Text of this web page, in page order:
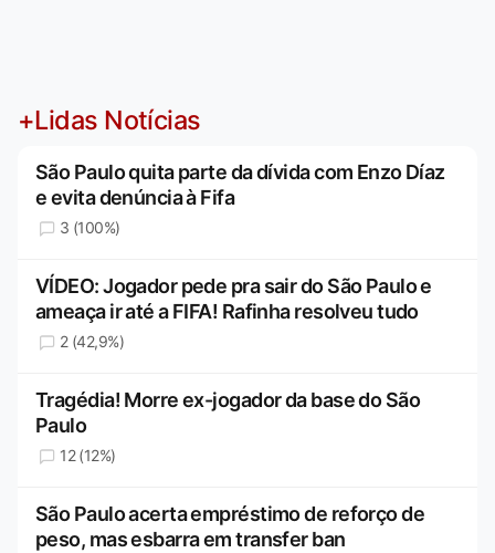
+Lidas Notícias
São Paulo quita parte da dívida com Enzo Díaz
e evita denúncia à Fifa
3 (100%)
VÍDEO: Jogador pede pra sair do São Paulo e
ameaça ir até a FIFA! Rafinha resolveu tudo
2 (42,9%)
Tragédia! Morre ex-jogador da base do São
Paulo
12 (12%)
São Paulo acerta empréstimo de reforço de
peso, mas esbarra em transfer ban